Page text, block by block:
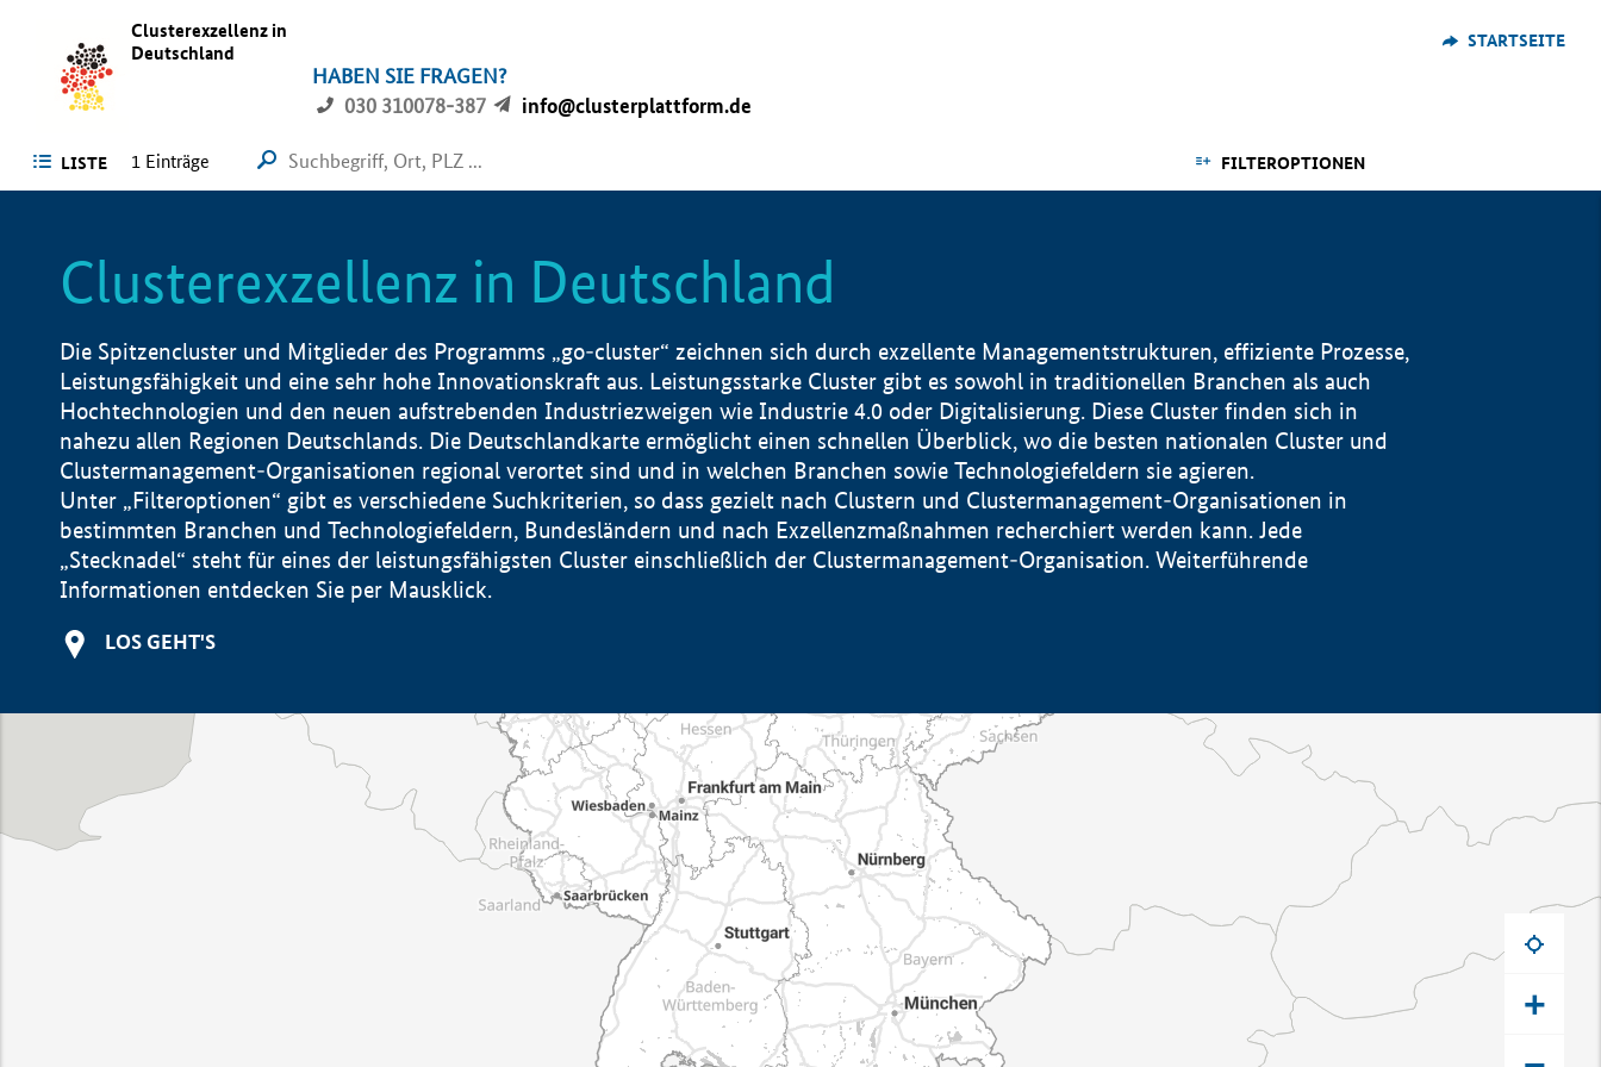
Clusterexzellenz in
Deutschland
HABEN SIE FRAGEN?
030 310078-387
info@clusterplattform.de
STARTSEITE
LISTE FILTEROPTIONEN
1 Einträge
Clusterexzellenz in Deutschland
Die Spitzencluster und Mitglieder des Programms „go-cluster“ zeichnen sich durch exzellente Managementstrukturen, effiziente Prozesse,
Leistungsfähigkeit und eine sehr hohe Innovationskraft aus. Leistungsstarke Cluster gibt es sowohl in traditionellen Branchen als auch
Hochtechnologien und den neuen aufstrebenden Industriezweigen wie Industrie 4.0 oder Digitalisierung. Diese Cluster finden sich in
nahezu allen Regionen Deutschlands. Die Deutschlandkarte ermöglicht einen schnellen Überblick, wo die besten nationalen Cluster und
Clustermanagement-Organisationen regional verortet sind und in welchen Branchen sowie Technologiefeldern sie agieren.
Unter „Filteroptionen“ gibt es verschiedene Suchkriterien, so dass gezielt nach Clustern und Clustermanagement-Organisationen in
bestimmten Branchen und Technologiefeldern, Bundesländern und nach Exzellenzmaßnahmen recherchiert werden kann. Jede
„Stecknadel“ steht für eines der leistungsfähigsten Cluster einschließlich der Clustermanagement-Organisation. Weiterführende
Informationen entdecken Sie per Mausklick.
LOS GEHT'S
+